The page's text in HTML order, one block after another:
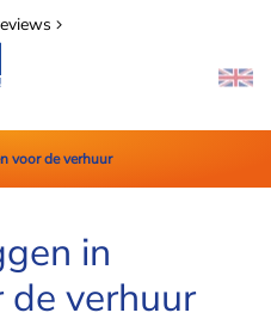
voor de verhuur
in
verhuur